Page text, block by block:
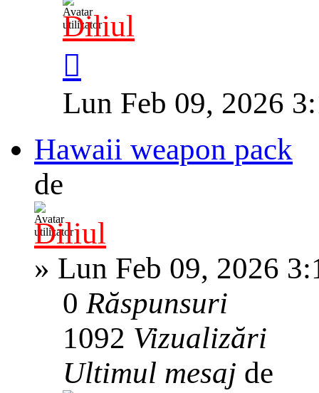
Diliul
Lun Feb 09, 2026
Hawaii weapon pack
de
Diliul
» Lun Feb 09, 2026
0Răspunsuri
1092 Vizualizări
Ultimul mesaj de